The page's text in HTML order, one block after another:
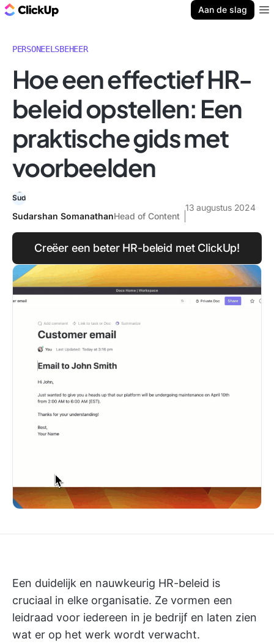
Aan de slag
PERSONEELSBEHEER
Hoe een effectief HR-
beleid opstellen: Een
praktische gids met
voorbeelden
Sudarshan SomanathanHead of Content
13 augustus 2024
Creëer een beter HR-beleid met ClickUp!
Een duidelijk en nauwkeurig HR-beleid is
cruciaal in elke organisatie. Ze vormen een
leidraad voor iedereen in je bedrijf en laten zien
wat er op het werk wordt verwacht.